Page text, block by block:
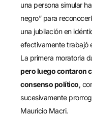
una persona simular
negro” para
una jubilación en
efectivamente trabajó
La primera moratoria
pero luego contaron
consenso político,
sucesivamente
Mauricio Macri.